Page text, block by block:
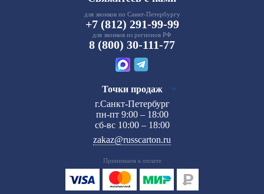
для звонков по Санкт-Петербургу
+7 (812) 291-99-99
для звонков из регионов РФ
8 (800) 30-111-77
Точки продаж
г.Санкт-Петербург
пн-пт 9:00 – 18:00
сб-вс 10:00 – 18:00
zakaz@russcarton.ru
Принимаем к оплате